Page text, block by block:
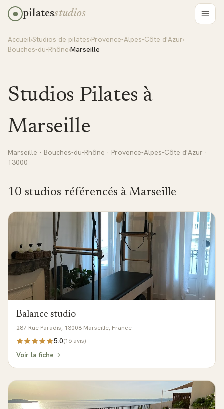
pilatesstudios
Accueil›Studios de pilates›Provence-Alpes-Côte d'Azur›
Bouches-du-Rhône›Marseille
Studios Pilates à
Marseille
Marseille · Bouches-du-Rhône · Provence-Alpes-Côte d'Azur ·
13000
10 studios référencés à Marseille
Balance studio
287 Rue Paradis, 13008 Marseille, France
5.0(16 avis)
Voir la fiche